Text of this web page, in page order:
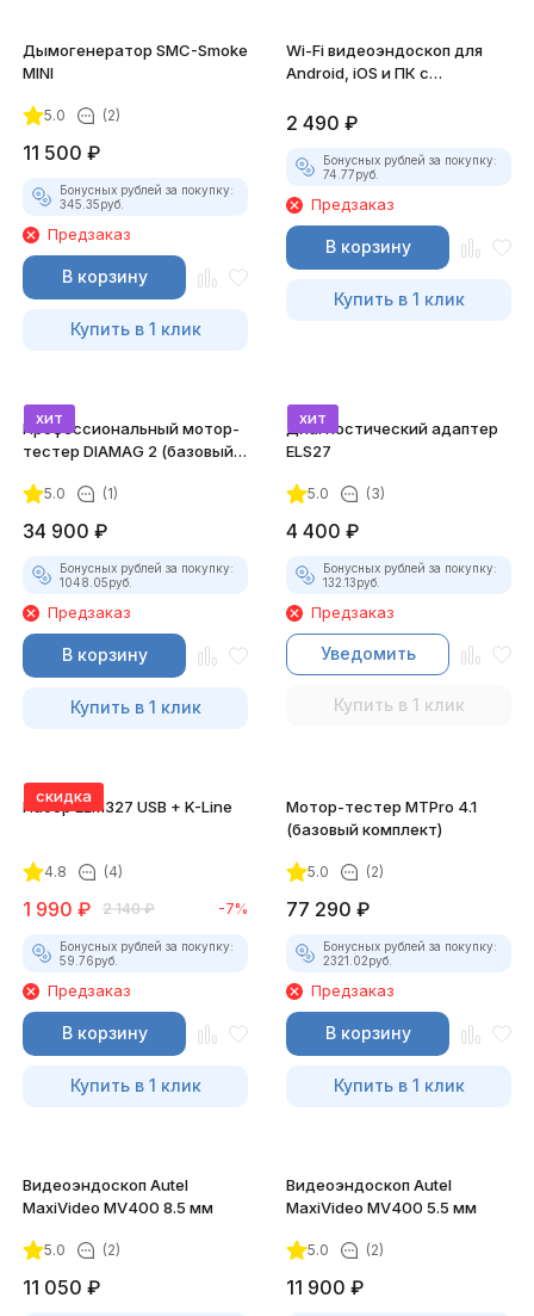
Дымогенератор SMC-Smoke
MINI
5.0 (2)
11 500 ₽
Бонусных рублей за покупку:
345.35руб.
Предзаказ
В корзину
Купить в 1 клик
Wi-Fi видеоэндоскоп для
Android, iOS и ПК с
2 490 ₽
Бонусных рублей за покупку:
74.77руб.
Предзаказ
В корзину
Купить в 1 клик
хит
Профессиональный мотор-
тестер DIAMAG 2 (базовый
5.0 (1)
34 900 ₽
Бонусных рублей за покупку:
1048.05руб.
Предзаказ
В корзину
Купить в 1 клик
хит
Диагностический адаптер
ELS27
5.0 (3)
4 400 ₽
Бонусных рублей за покупку:
132.13руб.
Предзаказ
Уведомить
Купить в 1 клик
скидка
Набор ELM327 USB + K-Line
4.8 (4)
1 990 ₽ 2 140 ₽ -7%
Бонусных рублей за покупку:
59.76руб.
Предзаказ
В корзину
Купить в 1 клик
Мотор-тестер MTPro 4.1
(базовый комплект)
5.0 (2)
77 290 ₽
Бонусных рублей за покупку:
2321.02руб.
Предзаказ
В корзину
Купить в 1 клик
Видеоэндоскоп Autel
MaxiVideo MV400 8.5 мм
5.0 (2)
11 050 ₽
Видеоэндоскоп Autel
MaxiVideo MV400 5.5 мм
5.0 (2)
11 900 ₽